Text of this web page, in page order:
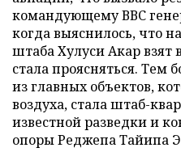
командующему ВВС
когда выяснилось, что
штаба Хулуси Акар взят
стала проясняться. Тем
из главных объектов,
воздуха, стала штаб-
известной разведки и
опоры Реджепа Тайипа